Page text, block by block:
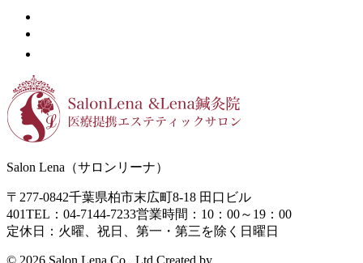
Salon Lena（サロンリーナ）
〒277-0842千葉県柏市末広町8-18 田口ビル
401TEL：04-7144-7233営業時間：10：00～19：00
定休日：火曜、祝日、第一・第三を除く日曜日
© 2026 Salon Lena Co., Ltd.Created by